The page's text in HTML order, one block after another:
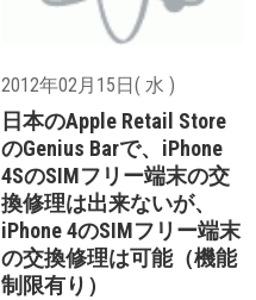
2012年02月15日( 水 )
日本のApple Retail Store
のGenius Barで、iPhone
4SのSIMフリー端末の交
換修理は出来ないが、
iPhone 4のSIMフリー端末
の交換修理は可能（機能
制限有り）